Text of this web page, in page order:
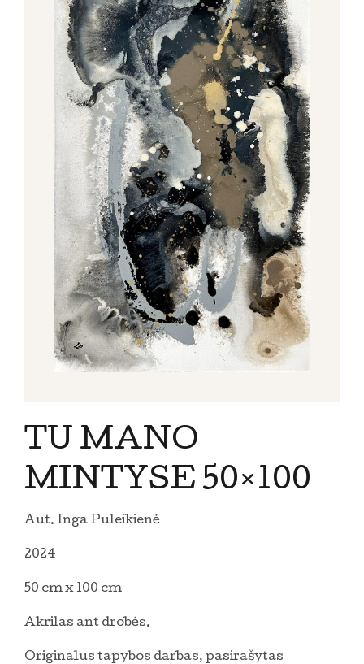
TU MANO
MINTYSE 50×100
Aut. Inga Puleikienė
2024
50 cm x 100 cm
Akrilas ant drobės.
Originalus tapybos darbas, pasirašytas